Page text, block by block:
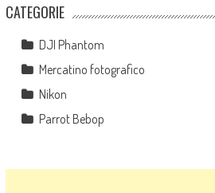
CATEGORIE
DJI Phantom
Mercatino fotografico
Nikon
Parrot Bebop